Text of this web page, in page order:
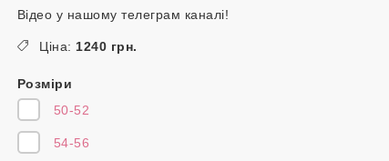
Відео у нашому телеграм каналі!
Ціна: 1240 грн.
Розміри
50-52
54-56